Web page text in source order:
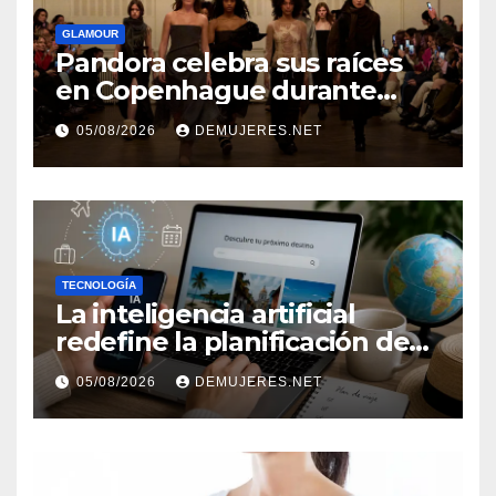
GLAMOUR
Pandora celebra sus raíces
en Copenhague durante
Copenhagen Fashion Week a
través de alianzas creativas
05/08/2026 DEMUJERES.NET
TECNOLOGÍA
La inteligencia artificial
redefine la planificación de
viajes: Los huéspedes
centran sus decisiones y
expectativas enfocándose en
experiencias auténticas y
personalizadas
05/08/2026 DEMUJERES.NET